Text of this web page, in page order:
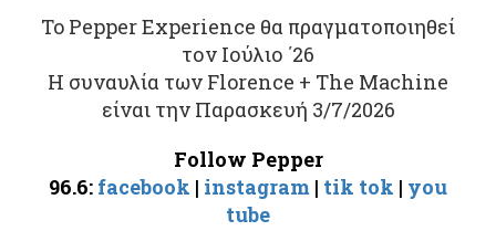
To Pepper Experience θα πραγματοποιηθεί
τον Ιούλιο ΄26
Η συναυλία των Florence + The Machine
είναι την Παρασκευή 3/7/2026
Follow Pepper
96.6: facebook | instagram | tik tok | you
tube